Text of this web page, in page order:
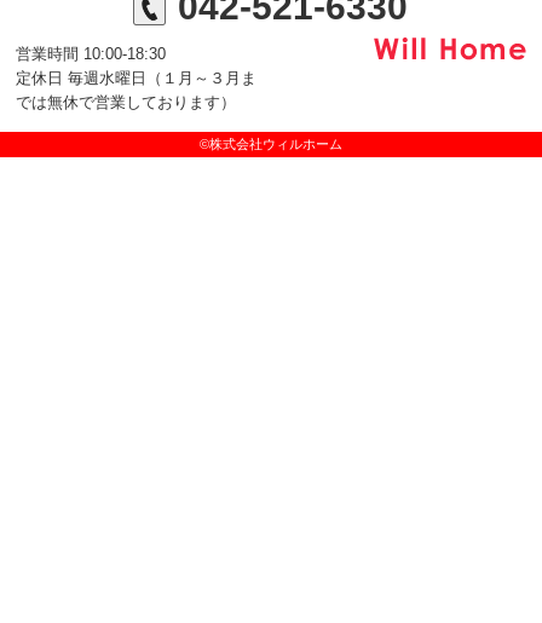
営業時間 10:00-18:30
定休日 毎週水曜日（１月～３月ま
では無休で営業しております）
©株式会社ウィルホーム